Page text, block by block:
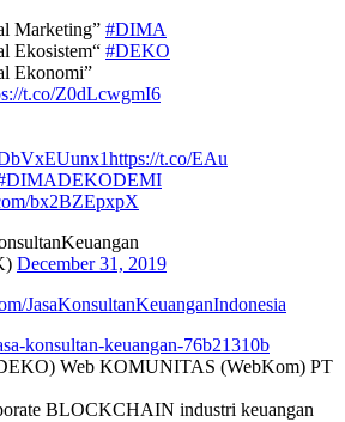
Marketing” #DIMA
Ekosistem“ #DEKO
Ekonomi”
t.co/Z0dLcwgmI6
https://t.co/EAu
bx2BZEpxpX
December 31, 2019
JasaKonsultanKeuanganIndonesia
konsultan-keuangan-76b21310b
Web KOMUNITAS (WebKom) PT
BLOCKCHAIN industri keuangan